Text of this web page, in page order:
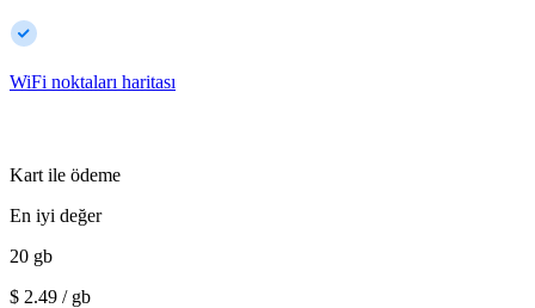
WiFi noktaları haritası
Kart ile ödeme
En iyi değer
20 gb
$ 2.49 / gb